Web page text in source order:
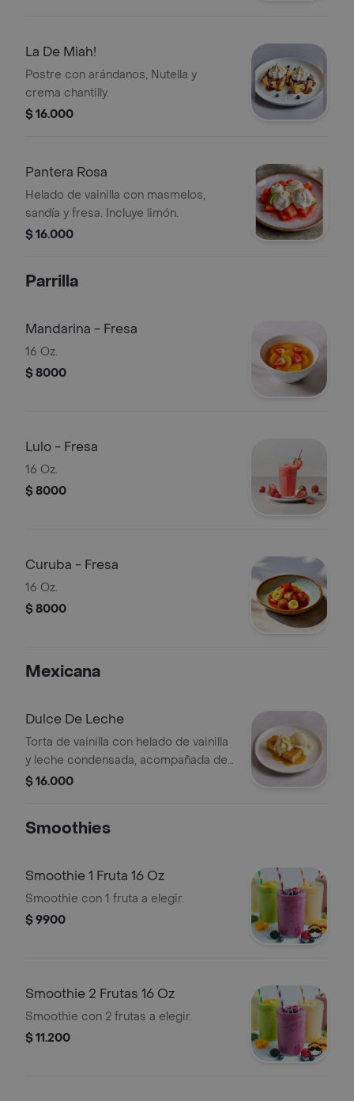
La De Miah!
Postre con arándanos, Nutella y
crema chantilly.
$ 16.000
Pantera Rosa
Helado de vainilla con masmelos,
sandía y fresa. Incluye limón.
$ 16.000
Parrilla
Mandarina - Fresa
16 Oz.
$ 8000
Lulo - Fresa
16 Oz.
$ 8000
Curuba - Fresa
16 Oz.
$ 8000
Mexicana
Dulce De Leche
Torta de vainilla con helado de vainilla
y leche condensada, acompañada de
crema batida.
$ 16.000
Smoothies
Smoothie 1 Fruta 16 Oz
Smoothie con 1 fruta a elegir.
$ 9900
Smoothie 2 Frutas 16 Oz
Smoothie con 2 frutas a elegir.
$ 11.200